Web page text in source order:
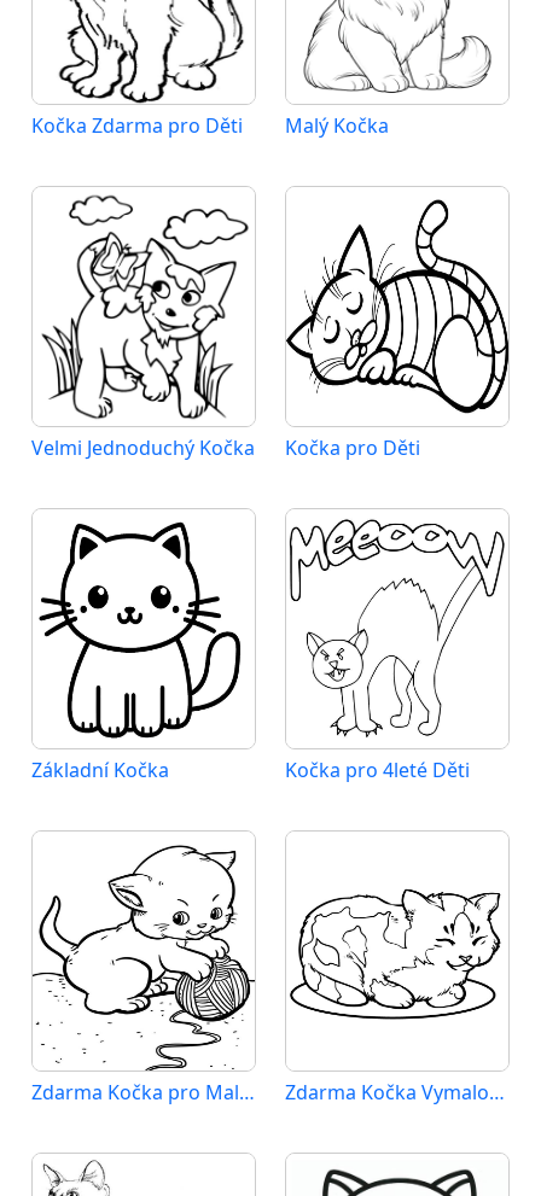
Kočka Zdarma pro Děti Malý Kočka
Velmi Jednoduchý Kočka Kočka pro Děti
Základní Kočka Kočka pro 4leté Děti
Zdarma Kočka pro Malé Děti Zdarma Kočka Vymalovatelné